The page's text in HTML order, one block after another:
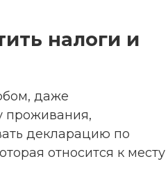
налоги и
даже
проживания,
декларацию по
относится к месту